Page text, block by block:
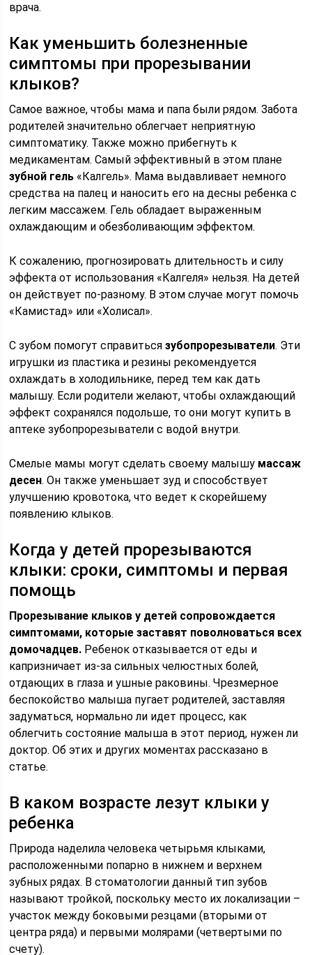
врача.
Как уменьшить болезненные
симптомы при прорезывании
клыков?
Самое важное, чтобы мама и папа были рядом. Забота
родителей значительно облегчает неприятную
симптоматику. Также можно прибегнуть к
медикаментам. Самый эффективный в этом плане
зубной гель «Калгель». Мама выдавливает немного
средства на палец и наносить его на десны ребенка с
легким массажем. Гель обладает выраженным
охлаждающим и обезболивающим эффектом.
К сожалению, прогнозировать длительность и силу
эффекта от использования «Калгеля» нельзя. На детей
он действует по-разному. В этом случае могут помочь
«Камистад» или «Холисал».
С зубом помогут справитьсязубопрорезыватели. Эти
игрушки из пластика и резины рекомендуется
охлаждать в холодильнике, перед тем как дать
малышу. Если родители желают, чтобы охлаждающий
эффект сохранялся подольше, то они могут купить в
аптеке зубопрорезыватели с водой внутри.
Смелые мамы могут сделать своему малышу массаж
десен. Он также уменьшает зуд и способствует
улучшению кровотока, что ведет к скорейшему
появлению клыков.
Когда у детей прорезываются
клыки: сроки, симптомы и первая
помощь
Прорезывание клыков у детей сопровождается
симптомами, которые заставят поволноваться всех
домочадцев. Ребенок отказывается от еды и
капризничает из-за сильных челюстных болей,
отдающих в глаза и ушные раковины. Чрезмерное
беспокойство малыша пугает родителей, заставляя
задуматься, нормально ли идет процесс, как
облегчить состояние малыша в этот период, нужен ли
доктор. Об этих и других моментах рассказано в
статье.
В каком возрасте лезут клыки у
ребенка
Природа наделила человека четырьмя клыками,
расположенными попарно в нижнем и верхнем
зубных рядах. В стоматологии данный тип зубов
называют тройкой, поскольку место их локализации –
участок между боковыми резцами (вторыми от
центра ряда) и первыми молярами (четвертыми по
счету).